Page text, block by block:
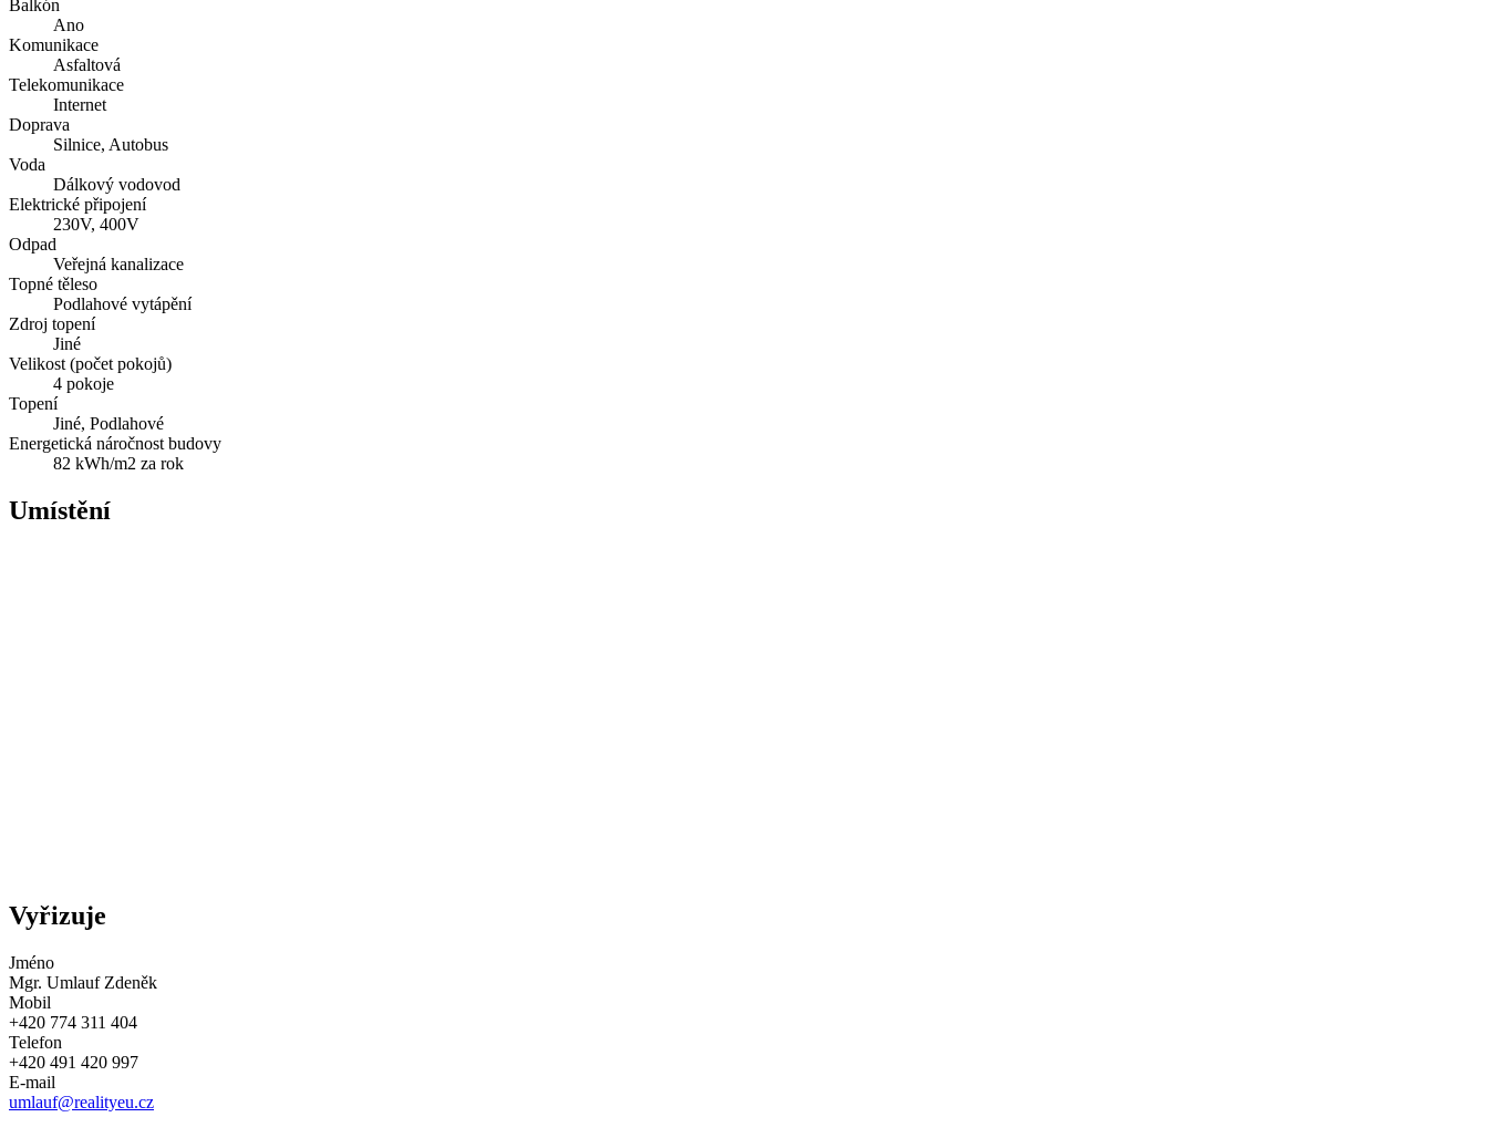
Balkón
Ano
Komunikace
Asfaltová
Telekomunikace
Internet
Doprava
Silnice, Autobus
Voda
Dálkový vodovod
Elektrické připojení
230V, 400V
Odpad
Veřejná kanalizace
Topné těleso
Podlahové vytápění
Zdroj topení
Jiné
Velikost (počet pokojů)
4 pokoje
Topení
Jiné, Podlahové
Energetická náročnost budovy
82 kWh/m2 za rok
Umístění
Vyřizuje
Jméno
Mgr. Umlauf Zdeněk
Mobil
+420 774 311 404
Telefon
+420 491 420 997
E-mail
umlauf@realityeu.cz